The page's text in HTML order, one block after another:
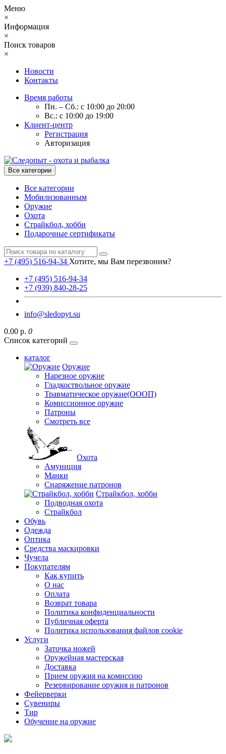
Меню
×
Информация
×
Поиск товаров
×
Новости
Контакты
Время работы
Пн. – Сб.: с 10:00 до 20:00
Вс.: с 10:00 до 19:00
Клиент-центр
Регистрация
Авторизация
Все категории
Все категории
Мобилизованным
Оружие
Охота
Страйкбол, хобби
Подарочные сертификаты
+7 (495) 516-94-34 Хотите, мы Вам перезвоним?
+7 (495) 516-94-34
+7 (939) 840-28-25
info@sledopyt.su
0.00 р. 0
Список категорий
каталог
Оружие
Нарезное оружие
Гладкоствольное оружие
Травматическое оружие(ОООП)
Комиссионное оружие
Патроны
Смотреть все
Охота
Амуниция
Манки
Снаряжение патронов
Страйкбол, хобби
Подводная охота
Страйкбол
Обувь
Одежда
Оптика
Средства маскировки
Чучела
Покупателям
Как купить
О нас
Оплата
Возврат товара
Политика конфиденциальности
Публичная оферта
Политика использования файлов cookie
Услуги
Заточка ножей
Оружейная мастерская
Доставка
Прием оружия на комиссию
Резервирование оружия и патронов
Фейерверки
Сувениры
Тир
Обучение на оружие